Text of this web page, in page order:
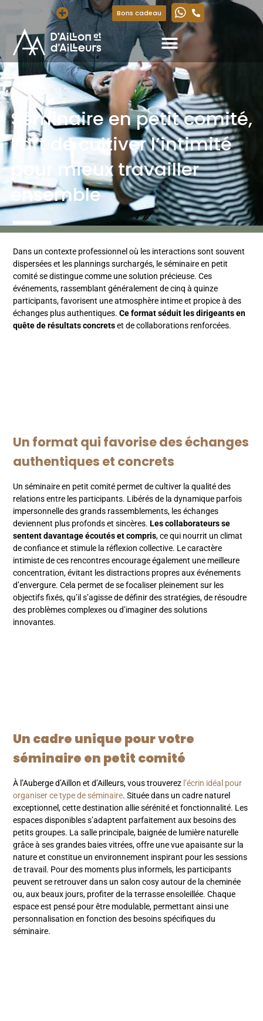
Bons cadeau
Séminaire en petit comité,
l’art de cultiver l’intimité
pour mieux travailler
ensemble
Dans un contexte professionnel où les interactions sont souvent
dispersées et les plannings surchargés, le séminaire en petit
comité se distingue comme une solution précieuse. Ces
événements, rassemblant généralement de cinq à quinze
participants, favorisent une atmosphère intime et propice à des
échanges plus authentiques.Ce format séduit les dirigeants en
quête de résultats concretset de collaborations renforcées.
Un format qui favorise des échanges
authentiques et concrets
Un séminaire en petit comité permet de cultiver la qualité des
relations entre les participants. Libérés de la dynamique parfois
impersonnelle des grands rassemblements, les échanges
deviennent plus profonds et sincères.Les collaborateurs se
sentent davantage écoutés et compris, ce qui nourrit un climat
de confiance et stimule la réflexion collective. Le caractère
intimiste de ces rencontres encourage également une meilleure
concentration, évitant les distractions propres aux événements
d’envergure. Cela permet de se focaliser pleinement sur les
objectifs fixés, qu’il s’agisse de définir des stratégies, de résoudre
des problèmes complexes ou d’imaginer des solutions
innovantes.
Un cadre unique pour votre
séminaire en petit comité
À l’Auberge d’Aillon et d’Ailleurs, vous trouverez l’écrin idéal pour
organiser ce type de séminaire. Située dans un cadre naturel
exceptionnel, cette destination allie sérénité et fonctionnalité. Les
espaces disponibles s’adaptent parfaitement aux besoins des
petits groupes. La salle principale, baignée de lumière naturelle
grâce à ses grandes baies vitrées, offre une vue apaisante sur la
nature et constitue un environnement inspirant pour les sessions
de travail. Pour des moments plus informels, les participants
peuvent se retrouver dans un salon cosy autour de la cheminée
ou, aux beaux jours, profiter de la terrasse ensoleillée. Chaque
espace est pensé pour être modulable, permettant ainsi une
personnalisation en fonction des besoins spécifiques du
séminaire.